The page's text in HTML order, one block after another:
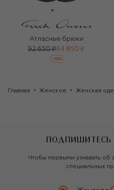
Атласные брюки
92 650 ₽64 850 ₽
-30%
Главная Женское Женская
ПОДПИШИТЕСЬ
Чтобы первыми узнавать об
специальных